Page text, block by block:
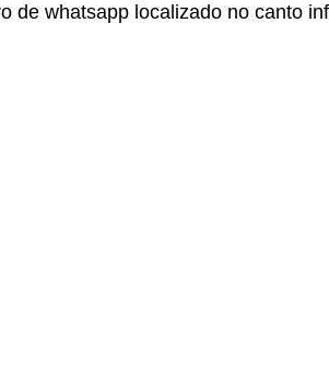
de whatsapp localizado no canto